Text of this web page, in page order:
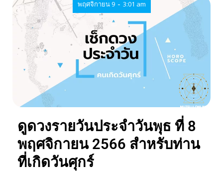
พฤศจิกายน 9 - 3:01 am
ดูดวงรายวันประจำวันพุธ ที่ 8
พฤศจิกายน 2566 สำหรับท่าน
ที่เกิดวันศุกร์